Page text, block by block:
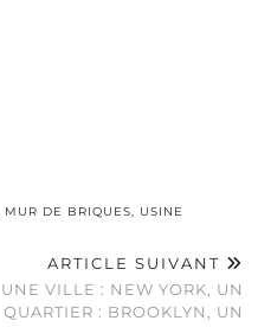
MUR DE BRIQUES, USINE
ARTICLE SUIVANT
UNE VILLE : NEW YORK, UN
QUARTIER : BROOKLYN, UN